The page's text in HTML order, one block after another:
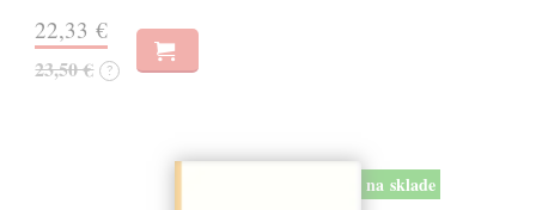
22,33 €
23,50 € ?
na sklade